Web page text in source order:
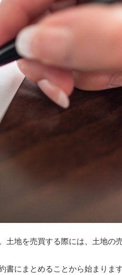
土地を売買する際には、土地の
書にまとめることから始まりま